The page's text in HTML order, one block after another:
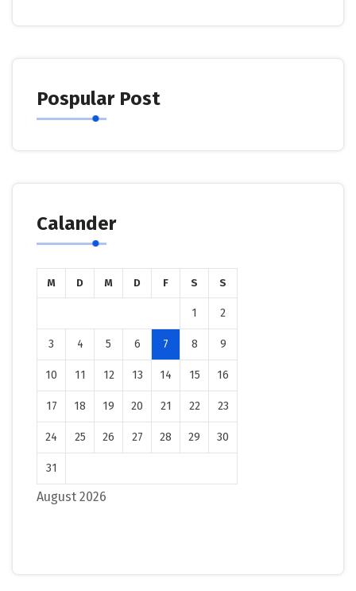
Pospular Post
Calander
August 2026
M D M D F S S
1 2
3 4 5 6 7 8 9
10 11 12 13 14 15 16
17 18 19 20 21 22 23
24 25 26 27 28 29 30
31